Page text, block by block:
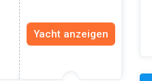
Yacht anzeigen